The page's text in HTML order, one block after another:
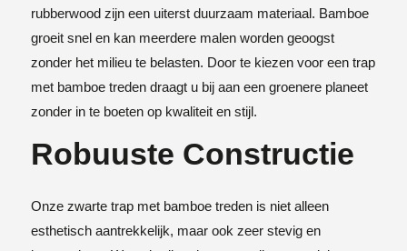
rubberwood zijn een uiterst duurzaam materiaal. Bamboe
groeit snel en kan meerdere malen worden geoogst
zonder het milieu te belasten. Door te kiezen voor een trap
met bamboe treden draagt u bij aan een groenere planeet
zonder in te boeten op kwaliteit en stijl.
Robuuste Constructie
Onze zwarte trap met bamboe treden is niet alleen
esthetisch aantrekkelijk, maar ook zeer stevig en